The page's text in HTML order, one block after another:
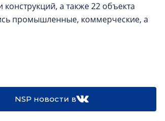
а также 22 объекта
промышленные, коммерческие, а
NSP новости в